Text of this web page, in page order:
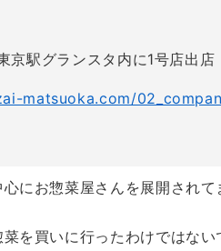
京駅グランスタ内に1号店出店
matsuoka.com/
にお惣菜屋さんを展開され
を買いに行ったわけではない